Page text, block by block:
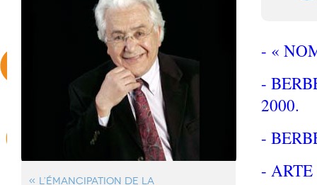
« L’éMANCIPATION DE LA
- «
-
2000.
-
-